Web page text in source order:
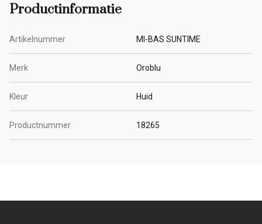
Productinformatie
Artikelnummer MI-BAS SUNTIME
Merk Oroblu
Kleur Huid
Productnummer 18265